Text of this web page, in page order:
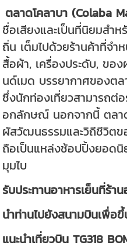
ตลาดโคลาบา (Colaba
ชื่อเสียงและเป็นที่นิยมสำ
ถิ่น เต็มไปด้วยร้านค้าที่จำ
สื้อผ้า, เครื่องประดับ, ขอ
นด์เมด บรรยากาศของต
ซึ่งนักท่องเที่ยวสามารถต่
อกลักษณ์ นอกจากนี้ ตลา
ผัสวัฒนธรรมและวิถีชีวิตข
ถือเป็นแหล่งช้อปปิ้งยอดนิ
มุมไบ
รับประทานอาหารเย็นที่ร้า
นำท่านไปยังสนามบินเพื่อ
แนะนำเที่ยวบิน TG318